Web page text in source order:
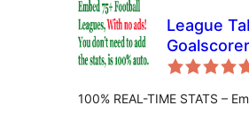
League
100% REAL-TIME STATS –